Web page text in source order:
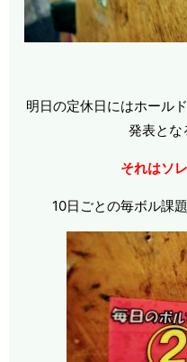
明日の定休日にはホール
発表とな
それはソレ
10日ごとの毎ボル課